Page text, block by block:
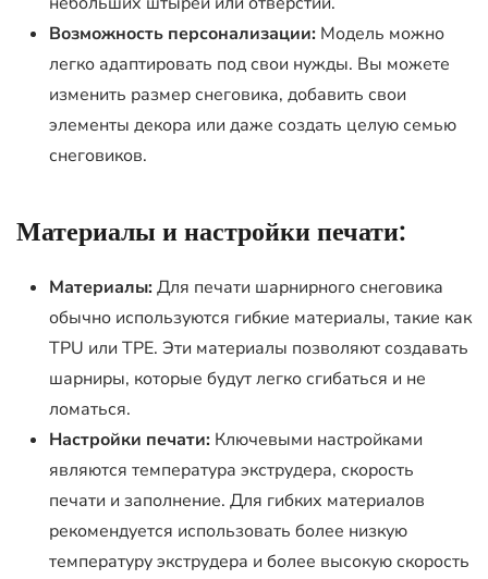
Возможность персонализации: Модель можно
легко адаптировать под свои нужды. Вы можете
изменить размер снеговика, добавить свои
элементы декора или даже создать целую семью
снеговиков.
Материалы и настройки печати:
Материалы:Для печати шарнирного снеговика
обычно используются гибкие материалы, такие как
TPU или TPE. Эти материалы позволяют создавать
шарниры, которые будут легко сгибаться и не
ломаться.
Настройки печати: Ключевыми настройками
являются температура экструдера, скорость
печати и заполнение. Для гибких материалов
рекомендуется использовать более низкую
температуру экструдера и более высокую скорость